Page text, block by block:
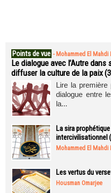
Points de vue - Mohammed El Mahdi
Le dialogue avec l’Autre
diffuser la culture de la paix
Lire la
dialogue entre
la...
La sira
intercivilisationnel
Mohammed El Mahdi
Les vertus du
Housman Omarjee